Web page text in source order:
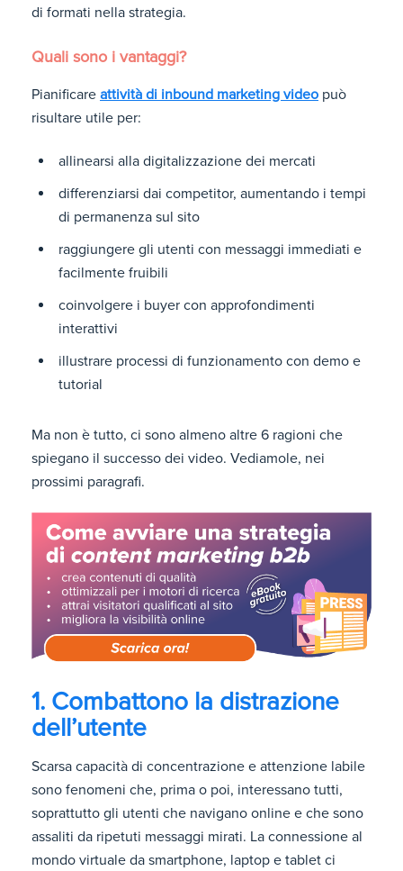
di formati nella strategia.
Quali sono i vantaggi?
Pianificare attività di inbound marketing video può
risultare utile per:
allinearsi alla digitalizzazione dei mercati
differenziarsi dai competitor, aumentando i tempi
di permanenza sul sito
raggiungere gli utenti con messaggi immediati e
facilmente fruibili
coinvolgere i buyer con approfondimenti
interattivi
illustrare processi di funzionamento con demo e
tutorial
Ma non è tutto, ci sono almeno altre 6 ragioni che
spiegano il successo dei video. Vediamole, nei
prossimi paragrafi.
1. Combattono la distrazione
dell’utente
Scarsa capacità di concentrazione e attenzione labile
sono fenomeni che, prima o poi, interessano tutti,
soprattutto gli utenti che navigano online e che sono
assaliti da ripetuti messaggi mirati. La connessione al
mondo virtuale da smartphone, laptop e tablet ci